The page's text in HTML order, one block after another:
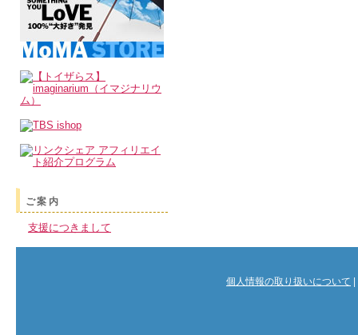
ご案内
支援につきまして
個人情報の取り扱いについて